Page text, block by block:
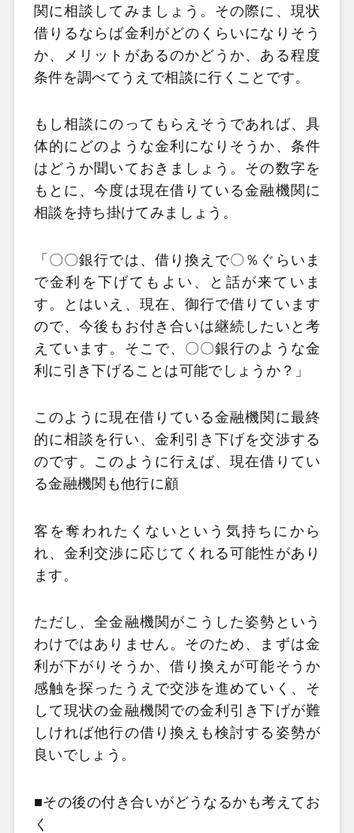
関に相談してみましょう。その際に、現状
借りるならば金利がどのくらいになりそう
か、メリットがあるのかどうか、ある程度
条件を調べてうえで相談に行くことです。
もし相談にのってもらえそうであれば、具
体的にどのような金利になりそうか、条件
はどうか聞いておきましょう。その数字を
もとに、今度は現在借りている金融機関に
相談を持ち掛けてみましょう。
「〇〇銀行では、借り換えで〇％ぐらいま
で金利を下げてもよい、と話が来ていま
す。とはいえ、現在、御行で借りています
ので、今後もお付き合いは継続したいと考
えています。そこで、〇〇銀行のような金
利に引き下げることは可能でしょうか？」
このように現在借りている金融機関に最終
的に相談を行い、金利引き下げを交渉する
のです。このように行えば、現在借りてい
る金融機関も他行に顧
客を奪われたくないという気持ちにから
れ、金利交渉に応じてくれる可能性があり
ます。
ただし、全金融機関がこうした姿勢という
わけではありません。そのため、まずは金
利が下がりそうか、借り換えが可能そうか
感触を探ったうえで交渉を進めていく、そ
して現状の金融機関での金利引き下げが難
しければ他行の借り換えも検討する姿勢が
良いでしょう。
■その後の付き合いがどうなるかも考えてお
く